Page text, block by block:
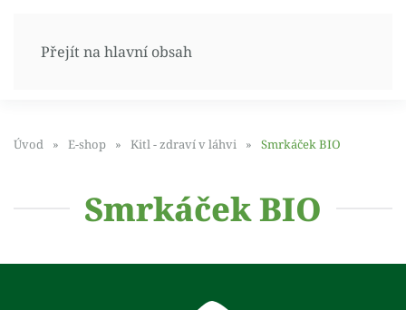
Přejít na hlavní obsah
Úvod E-shop Kitl - zdraví v láhvi Smrkáček BIO
Smrkáček BIO